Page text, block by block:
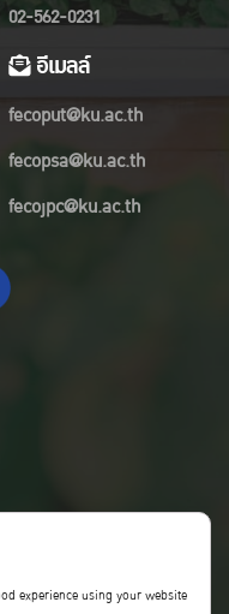
02-562-0231
อีเมลล์
fecoput@ku.ac.th
fecopsa@ku.ac.th
fecojpc@ku.ac.th
experience using your website